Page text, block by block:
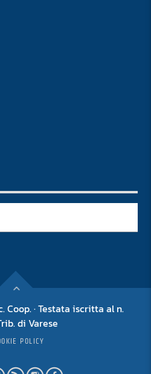
Coop. · Testata iscritta al n.
di Varese
POLICY